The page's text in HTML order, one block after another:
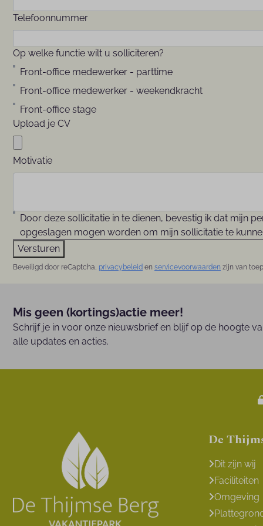
Telefoonnummer
Op welke functie wilt u solliciteren?
Front-office medewerker - parttime
Front-office medewerker - weekendkracht
Front-office stage
Upload je CV
Motivatie
Door deze sollicitatie in te dienen, bevestig ik dat mijn
opgeslagen mogen worden om mijn sollicitatie te
Versturen
Beveiligd door reCaptcha, privacybeleid enservicevoorwaarden zijn van
Mis geen (kortings)actie meer!
Schrijf je in voor onze nieuwsbrief en blijf op de hoogte
alle updates en acties.
De
Dit zijn wij
Faciliteiten
Omgeving